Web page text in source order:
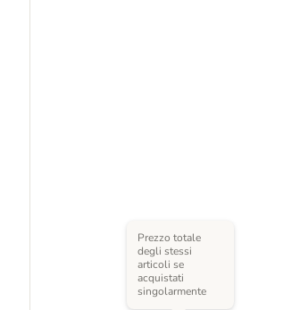
Prezzo totale
degli stessi
articoli se
acquistati
singolarmente